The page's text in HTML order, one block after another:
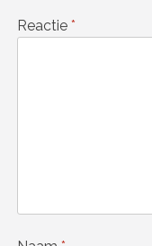
Reactie *